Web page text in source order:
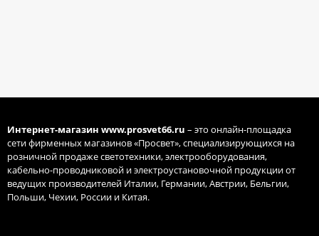
Интернет-магазин www.prosvet66.ru – это онлайн-площадка
сети фирменных магазинов «Просвет», специализирующихся на
розничной продаже светотехники, электрооборудования,
кабельно-проводниковой и электроустановочной продукции от
ведущих производителей Италии, Германии, Австрии, Бельгии,
Польши, Чехии, России и Китая.